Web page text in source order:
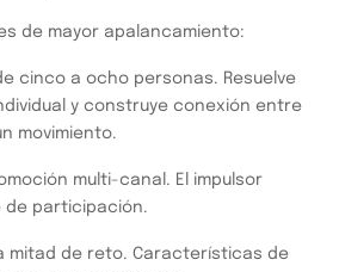
de mayor apalancamiento:
cinco a ocho personas. Resuelve
y construye conexión entre
movimiento.
multi-canal. El impulsor
de participación.
mitad de reto. Características de